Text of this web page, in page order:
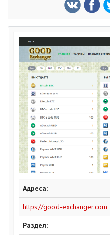
Адреса:
https://good-exchanger.com
Раздел: